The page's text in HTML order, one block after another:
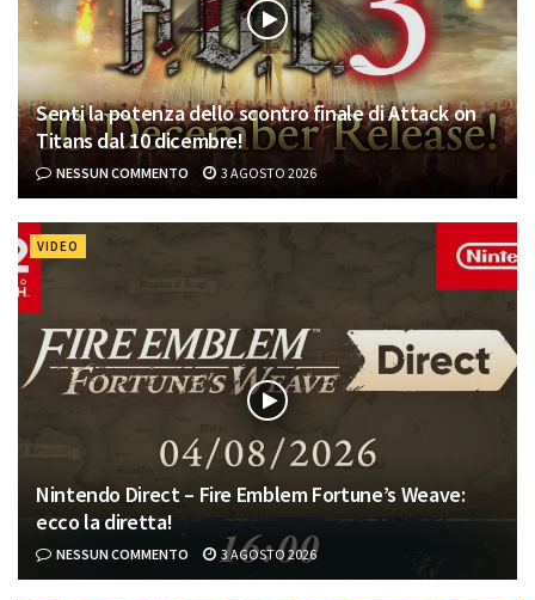
Senti la potenza dello scontro finale di Attack on
Titans dal 10 dicembre!
NESSUN COMMENTO 3 AGOSTO 2026
VIDEO
Nintendo Direct – Fire Emblem Fortune’s Weave:
ecco la diretta!
NESSUN COMMENTO 3 AGOSTO 2026